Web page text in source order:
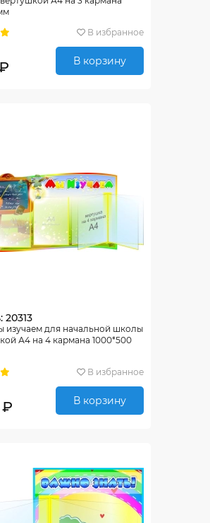
В избранное
В корзину
20313
изучаем для начальной школы
А4 на 4 кармана 1000*500
В избранное
₽ В корзину